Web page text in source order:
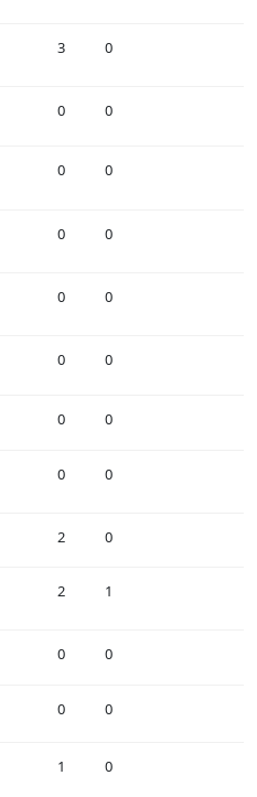
3 0
0 0
0 0
0 0
0 0
0 0
0 0
0 0
2 0
2 1
0 0
0 0
1 0